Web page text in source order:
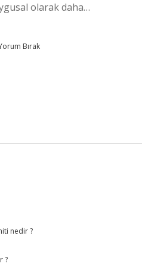
olarak daha…
Bırak
nedir ?
?